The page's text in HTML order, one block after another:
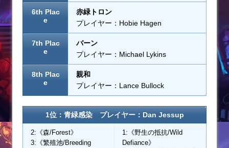
6th Plac
e
赤緑トロン
プレイヤー：Hobie Hagen
7th Plac
e
バーン
プレイヤー：Michael Lykins
8th Plac
e
親和
プレイヤー：Lance Bullock
1位：青緑感染 プレイヤー：Dan Jessup
2:《森/Forest》
3:《繁殖池/Breeding
1:《野生の抵抗/Wild
Defiance》